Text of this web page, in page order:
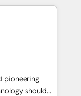
modern
our team
with real
have
us a practical
need
evolve. Since
pioneering